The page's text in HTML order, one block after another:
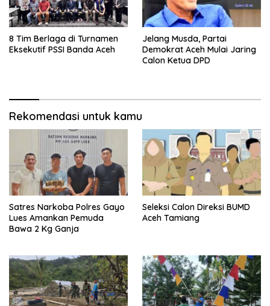
8 Tim Berlaga di Turnamen
Eksekutif PSSI Banda Aceh
Jelang Musda, Partai
Demokrat Aceh Mulai Jaring
Calon Ketua DPD
Rekomendasi untuk kamu
Satres Narkoba Polres Gayo
Lues Amankan Pemuda
Bawa 2 Kg Ganja
Seleksi Calon Direksi BUMD
Aceh Tamiang